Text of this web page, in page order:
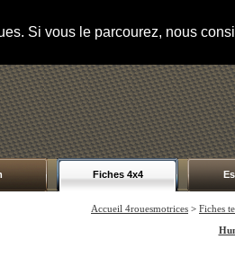
Si vous le parcourez, nous
Fiches 4x4
Accueil 4rouesmotrices > Fiches